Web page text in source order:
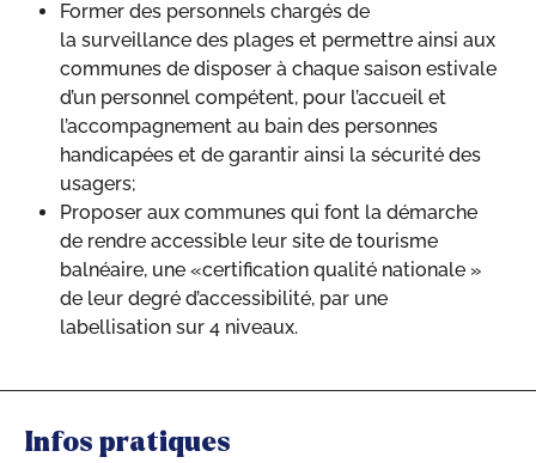
Former des personnels chargés de
la surveillance des plages et permettre ainsi aux
communes de disposer à chaque saison estivale
d’un personnel compétent, pour l’accueil et
l’accompagnement au bain des personnes
handicapées et de garantir ainsi la sécurité des
usagers;​
Proposer aux communes qui font la démarche
de rendre accessible leur site de tourisme
balnéaire, une «certification qualité nationale »
de leur degré d’accessibilité, par une
labellisation sur 4 niveaux.
Infos pratiques